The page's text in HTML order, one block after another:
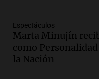
Episodios
Audio.Mateo
María,
en Estados
Espectáculos
Marta Minujín
como
la Nación